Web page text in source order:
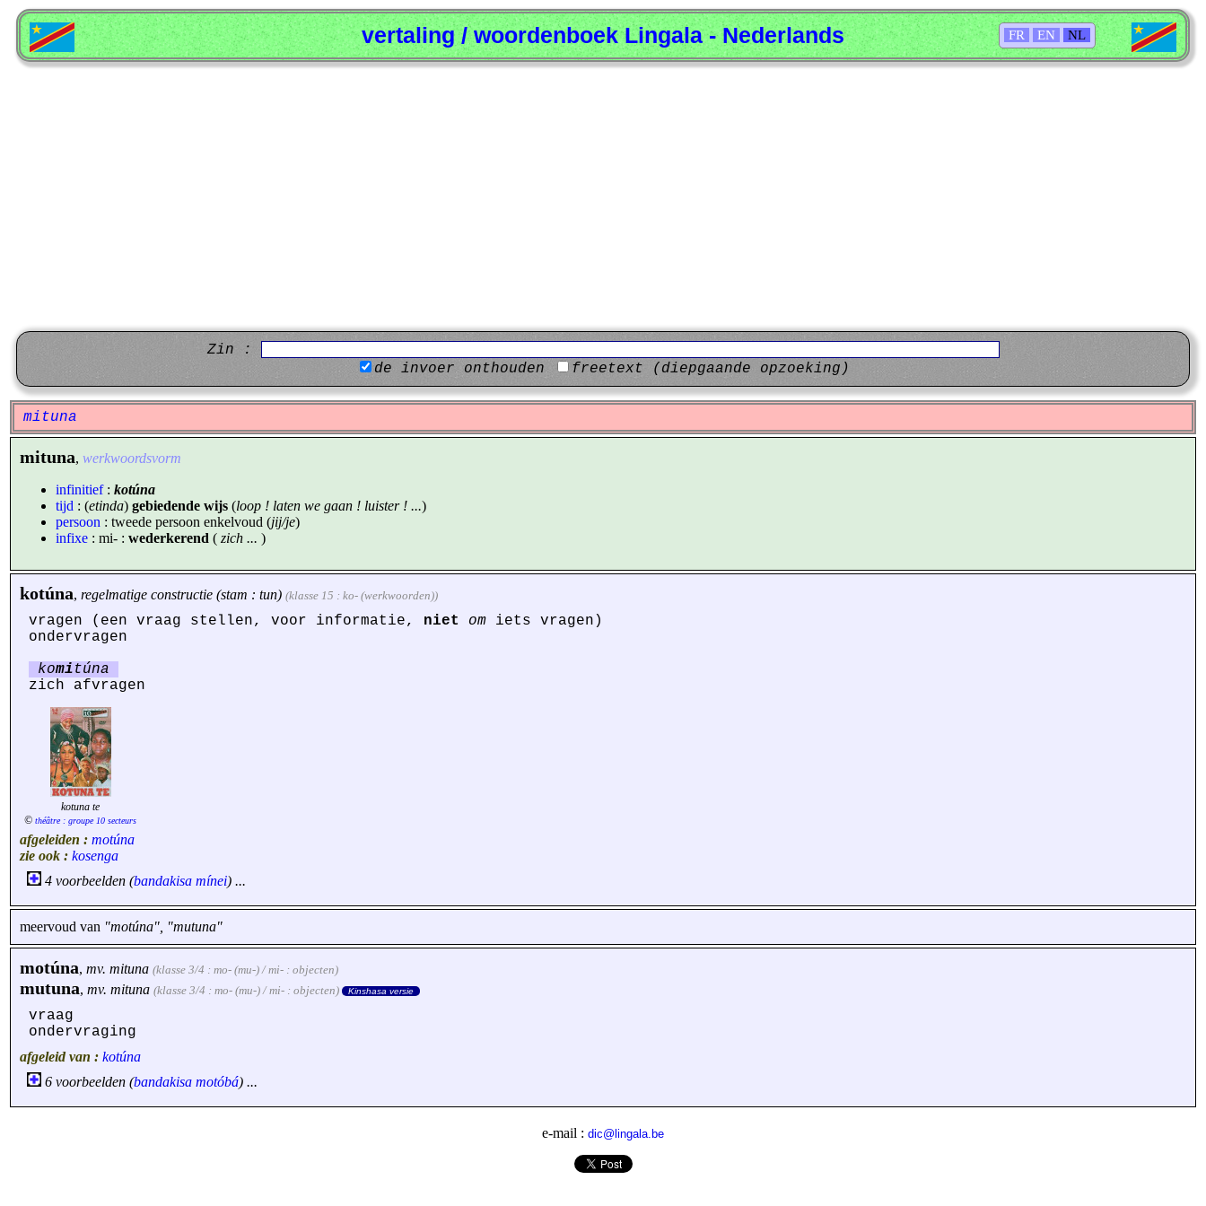
FR EN NL
vertaling / woordenboek Lingala - Nederlands
Zin :
de invoer onthouden
freetext (diepgaande opzoeking)
mituna
mituna, werkwoordsvorm
infinitief: kotúna
tijd : (etinda) gebiedende wijs (loop ! laten we gaan ! luister ! ...)
persoon : tweede persoon enkelvoud (jij/je)
infixe : mi- : wederkerend ( zich ... )
kotúna, regelmatige constructie (stam : tun) (klasse 15 : ko- (werkwoorden))
vragen (een vraag stellen, voor informatie, niet om iets vragen)
ondervragen
komitúna
zich afvragen
kotuna te
© théâtre : groupe 10 secteurs
afgeleiden : motúna
zie ook : kosenga
4 voorbeelden (bandakisa mínei) ...
meervoud van "motúna", "mutuna"
motúna, mv. mituna (klasse 3/4 : mo- (mu-) / mi- : objecten)
mutuna, mv. mituna (klasse 3/4 : mo- (mu-) / mi- : objecten) Kinshasa versie
vraag
ondervraging
afgeleid van : kotúna
6 voorbeelden (bandakisa motóbá) ...
e-mail : dic@lingala.be